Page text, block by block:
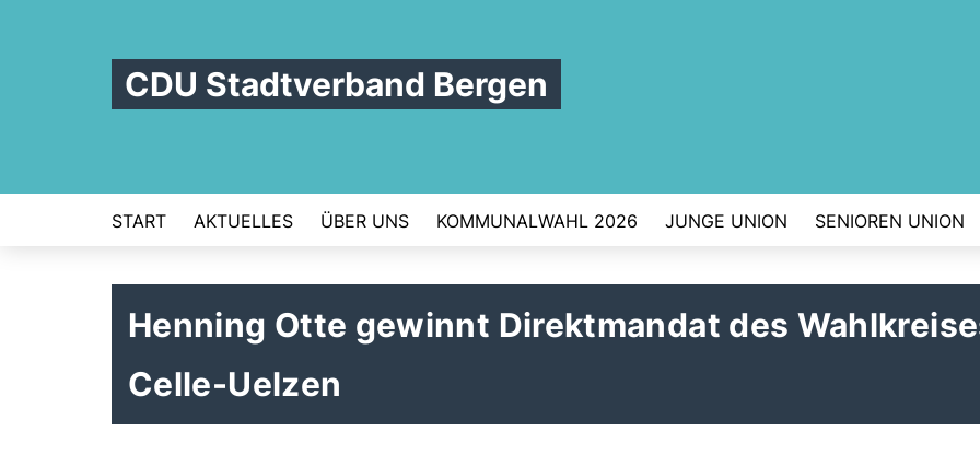
CDU Stadtverband Bergen
START AKTUELLES ÜBER UNS KOMMUNALWAHL 2026 JUNGE UNION SENIOREN UNION
Henning Otte gewinnt Direktmandat des
Celle-Uelzen